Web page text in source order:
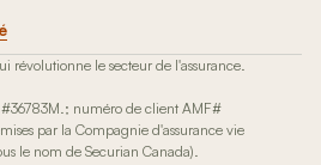
révolutionne le secteur de l'assurance.
numéro de client AMF#
par la Compagnie d'assurance vie
le nom de Securian Canada).